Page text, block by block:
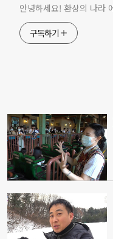
안녕하세요! 환상의 나라
구독하기